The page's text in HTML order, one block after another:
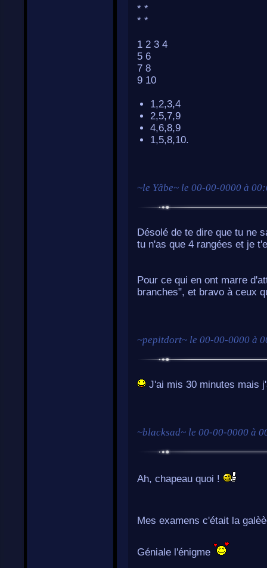
* *
* *
1 2 3 4
5 6
7 8
9 10
1,2,3,4
2,5,7,9
4,6,8,9
1,5,8,10.
~le Yâbe~ le 00-00-0000 à
Désolé de te dire que tu ne
tu n'as que 4 rangées et je
Pour ce qui en ont marre
branches", et bravo à ceux
~pepitdort~ le 00-00-0000 à
J'ai mis 30 minutes mais
~blacksad~ le 00-00-0000 à
Ah, chapeau quoi !
Mes examens c'était la
Géniale l'énigme